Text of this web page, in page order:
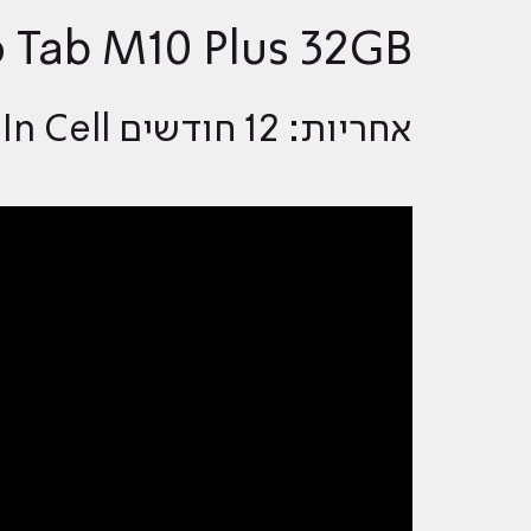
M10 Plus 32GB
אחריות: 12 חודשים ALL In Cell